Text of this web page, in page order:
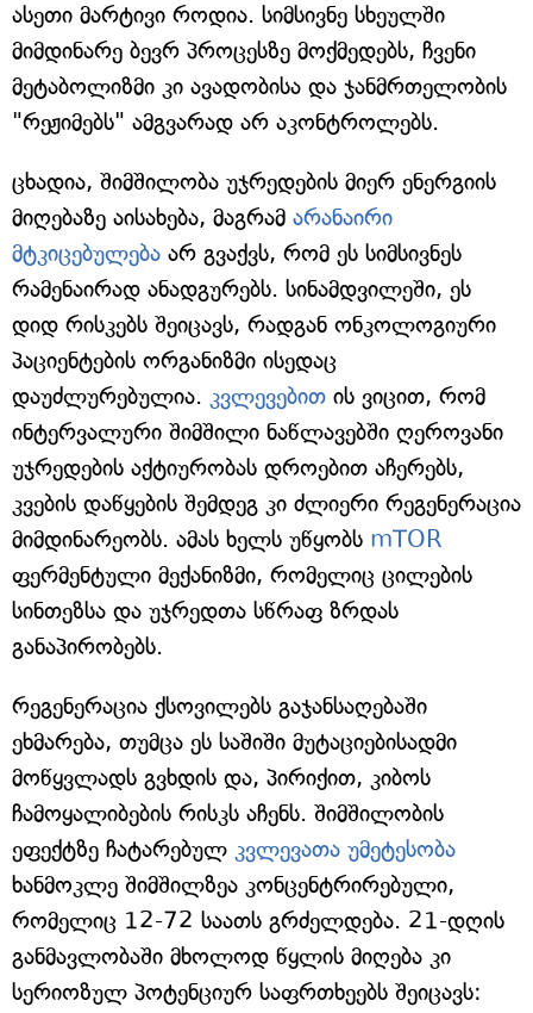
ასეთი მარტივი როდია. სიმსივნე სხეულში
მიმდინარე ბევრ პროცესზე მოქმედებს, ჩვენი
მეტაბოლიზმი კი ავადობისა და ჯანმრთელობის
"რეჟიმებს" ამგვარად არ აკონტროლებს.
ცხადია, შიმშილობა უჯრედების მიერ ენერგიის
მიღებაზე აისახება, მაგრამ არანაირი
მტკიცებულება არ გვაქვს, რომ ეს სიმსივნეს
რამენაირად ანადგურებს. სინამდვილეში, ეს
დიდ რისკებს შეიცავს, რადგან ონკოლოგიური
პაციენტების ორგანიზმი ისედაც
დაუძლურებულია. კვლევებით ის ვიცით, რომ
ინტერვალური შიმშილი ნაწლავებში ღეროვანი
უჯრედების აქტიურობას დროებით აჩერებს,
კვების დაწყების შემდეგ კი ძლიერი რეგენერაცია
მიმდინარეობს. ამას ხელს უწყობს mTOR
ფერმენტული მექანიზმი, რომელიც ცილების
სინთეზსა და უჯრედთა სწრაფ ზრდას
განაპირობებს.
რეგენერაცია ქსოვილებს გაჯანსაღებაში
ეხმარება, თუმცა ეს საშიში მუტაციებისადმი
მოწყვლადს გვხდის და, პირიქით, კიბოს
ჩამოყალიბების რისკს აჩენს. შიმშილობის
ეფექტზე ჩატარებულ კვლევათა უმეტესობა
ხანმოკლე შიმშილზეა კონცენტრირებული,
რომელიც 12-72 საათს გრძელდება. 21-დღის
განმავლობაში მხოლოდ წყლის მიღება კი
სერიოზულ პოტენციურ საფრთხეებს შეიცავს: